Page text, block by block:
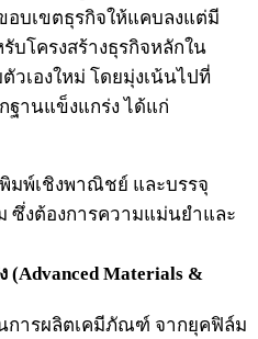
อบเขตธุรกิจให้แคบลงแต่มี
บโครงสร้างธุรกิจหลักใน
วเองใหม่ โดยมุ่งเน้นไปที่
ฐานแข็งแกร่ง ได้แก่
มพ์เชิงพาณิชย์ และบรรจุ
งต้องการความแม่นยำและ
Materials &
การผลิตเคมีภัณฑ์ จากยุคฟิล์ม